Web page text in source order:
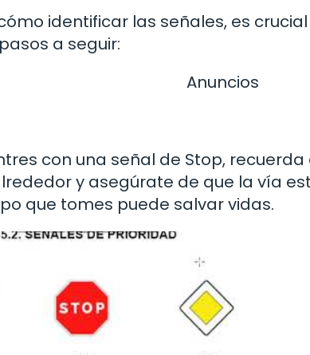
identificar las señales, es
a seguir:
Anuncios
con una señal de Stop,
y asegúrate de que la vía
que tomes puede salvar vidas.